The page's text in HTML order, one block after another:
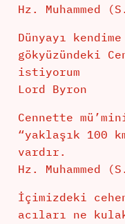
Hz. Muhammed
Dünyayı
gökyüzündeki
istiyorum
Lord Byron
Cennette
“yaklaşık 100
vardır.
Hz. Muhammed
İçimizdeki
acıları ne